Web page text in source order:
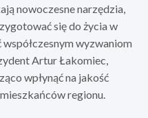
nowoczesne narzędzia,
się do życia w
wyzwaniom
Artur Łakomiec,
wpłynąć na jakość
regionu.